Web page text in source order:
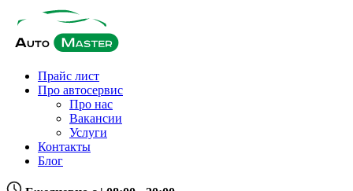
Прайс лист
Про автосервис
Про нас
Вакансии
Услуги
Контакты
Блог